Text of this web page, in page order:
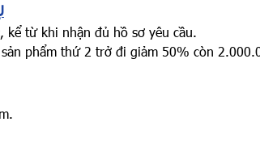
kể từ khi nhận đủ hồ sơ yêu cầu.
phẩm thứ 2 trở đi giảm 50% còn